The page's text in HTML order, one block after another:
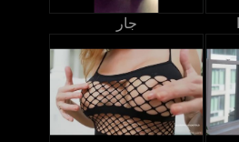
جار